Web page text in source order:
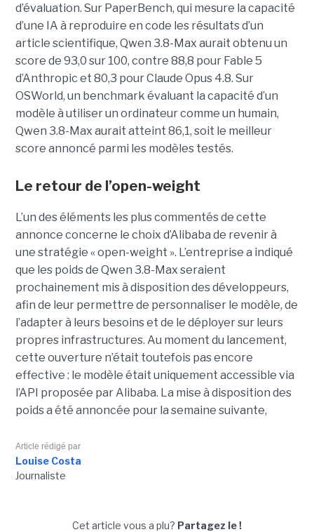
d’évaluation. Sur PaperBench, qui mesure la capacité
d’une IA à reproduire en code les résultats d’un
article scientifique, Qwen 3.8-Max aurait obtenu un
score de 93,0 sur 100, contre 88,8 pour Fable 5
d’Anthropic et 80,3 pour Claude Opus 4.8. Sur
OSWorld, un benchmark évaluant la capacité d’un
modèle à utiliser un ordinateur comme un humain,
Qwen 3.8-Max aurait atteint 86,1, soit le meilleur
score annoncé parmi les modèles testés.
Le retour de l’open-weight
L’un des éléments les plus commentés de cette
annonce concerne le choix d’Alibaba de revenir à
une stratégie « open-weight ». L’entreprise a indiqué
que les poids de Qwen 3.8-Max seraient
prochainement mis à disposition des développeurs,
afin de leur permettre de personnaliser le modèle, de
l’adapter à leurs besoins et de le déployer sur leurs
propres infrastructures. Au moment du lancement,
cette ouverture n’était toutefois pas encore
effective : le modèle était uniquement accessible via
l’API proposée par Alibaba. La mise à disposition des
poids a été annoncée pour la semaine suivante,
Article rédigé par
Louise Costa
Journaliste
Cet article vous a plu? Partagez le !